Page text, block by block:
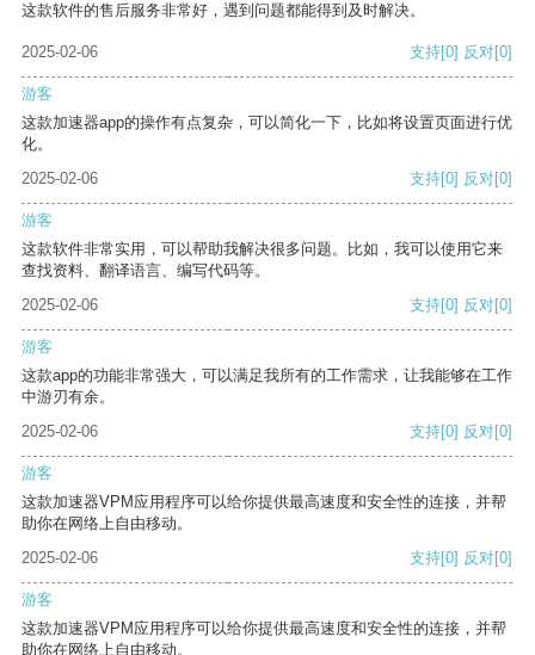
这款软件的售后服务非常好，遇到问题都能得到及时解决。
2025-02-06 支持[0] 反对[0]
游客
这款加速器app的操作有点复杂，可以简化一下，比如将设置页面进行优
化。
2025-02-06
支持[0] 反对[0]
游客
这款软件非常实用，可以帮助我解决很多问题。比如，我可以使用它来
查找资料、翻译语言、编写代码等。
2025-02-06
支持[0] 反对[0]
游客
这款app的功能非常强大，可以满足我所有的工作需求，让我能够在工作
中游刃有余。
2025-02-06
支持[0] 反对[0]
游客
这款加速器VPM应用程序可以给你提供最高速度和安全性的连接，并帮
助你在网络上自由移动。
2025-02-06
支持[0] 反对[0]
游客
这款加速器VPM应用程序可以给你提供最高速度和安全性的连接，并帮
助你在网络上自由移动。